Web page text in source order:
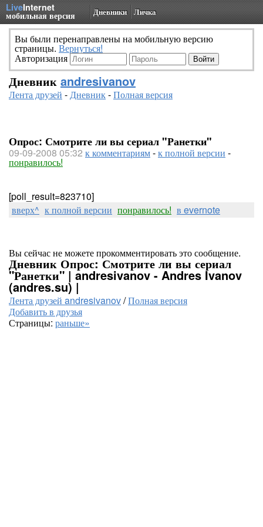
LiveInternet
мобильная версия Дневники Личка
Вы были перенаправлены на мобильную версию
страницы. Вернуться!
Авторизация
Дневник andresivanov
Лента друзей -Дневник-Полная версия
Опрос: Смотрите ли вы сериал "Ранетки"
09-09-2008 05:32 к комментариям-к полной версии -
понравилось!
[poll_result=823710]
вверх^ к полной версии понравилось! в evernote
Вы сейчас не можете прокомментировать это сообщение.
Дневник Опрос: Смотрите ли вы сериал
"Ранетки" | andresivanov - Andres Ivanov
(andres.su) |
Лента друзей andresivanov/Полная версия
Добавить в друзья
Страницы: раньше»